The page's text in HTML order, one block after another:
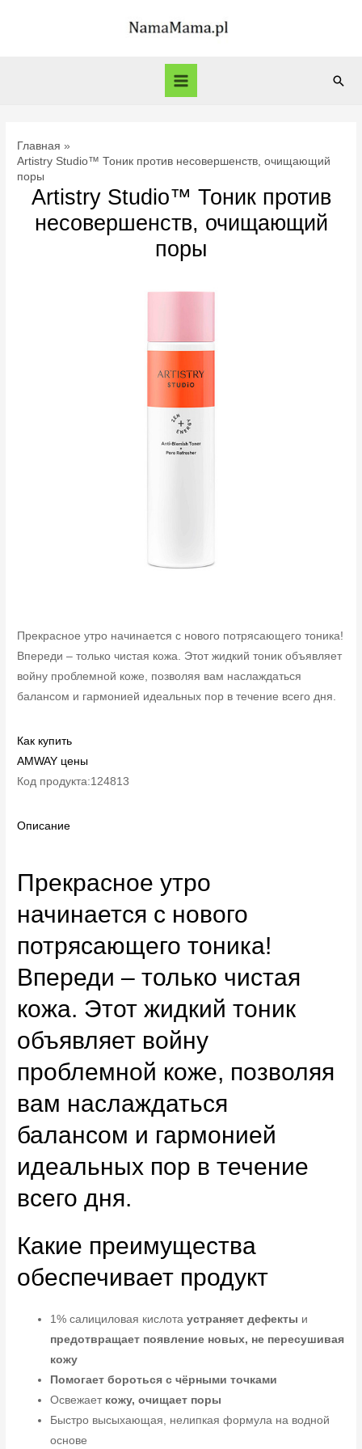
Main
Главная
Artistry Studio™ Тоник против несовершенств, очищающий
поры
Artistry Studio™ Тоник против
несовершенств, очищающий
поры
Прекрасное утро начинается с нового потрясающего тоника!
Впереди – только чистая кожа. Этот жидкий тоник объявляет
войну проблемной коже, позволяя вам наслаждаться
балансом и гармонией идеальных пор в течение всего дня.
Как купить
AMWAY цены
Код продукта:124813
Описание
Прекрасное утро
начинается с нового
потрясающего тоника!
Впереди – только чистая
кожа. Этот жидкий тоник
объявляет войну
проблемной коже, позволяя
вам наслаждаться
балансом и гармонией
идеальных пор в течение
всего дня.
Какие преимущества
обеспечивает продукт
1% салициловая кислотаустраняет дефекты и
предотвращает появление новых, не пересушивая
кожу
Помогает бороться с чёрными точками
Освежает кожу, очищает поры
Быстро высыхающая, нелипкая формула на водной
основе